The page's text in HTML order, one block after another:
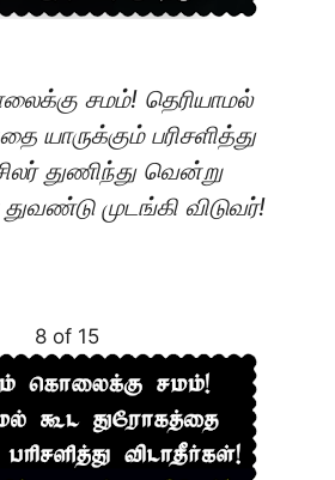
சமம்! தெரியாமல்
யாருக்கும் பரிசளித்து
துணிந்து வென்று
துவண்டு முடங்கி விடுவர்!
8 of 15